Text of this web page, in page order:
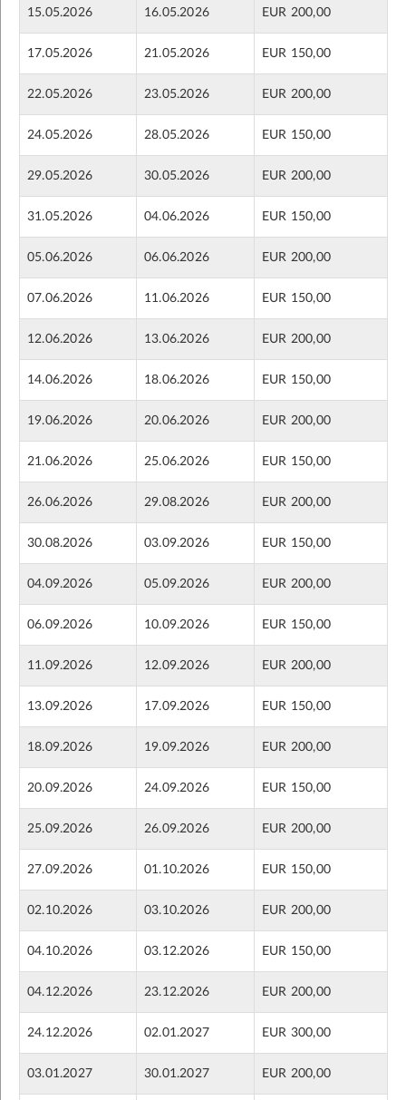
15.05.2026 16.05.2026 EUR 200,00
17.05.2026 21.05.2026 EUR 150,00
22.05.2026 23.05.2026 EUR 200,00
24.05.2026 28.05.2026 EUR 150,00
29.05.2026 30.05.2026 EUR 200,00
31.05.2026 04.06.2026 EUR 150,00
05.06.2026 06.06.2026 EUR 200,00
07.06.2026 11.06.2026 EUR 150,00
12.06.2026 13.06.2026 EUR 200,00
14.06.2026 18.06.2026 EUR 150,00
19.06.2026 20.06.2026 EUR 200,00
21.06.2026 25.06.2026 EUR 150,00
26.06.2026 29.08.2026 EUR 200,00
30.08.2026 03.09.2026 EUR 150,00
04.09.2026 05.09.2026 EUR 200,00
06.09.2026 10.09.2026 EUR 150,00
11.09.2026 12.09.2026 EUR 200,00
13.09.2026 17.09.2026 EUR 150,00
18.09.2026 19.09.2026 EUR 200,00
20.09.2026 24.09.2026 EUR 150,00
25.09.2026 26.09.2026 EUR 200,00
27.09.2026 01.10.2026 EUR 150,00
02.10.2026 03.10.2026 EUR 200,00
04.10.2026 03.12.2026 EUR 150,00
04.12.2026 23.12.2026 EUR 200,00
24.12.2026 02.01.2027 EUR 300,00
03.01.2027 30.01.2027 EUR 200,00